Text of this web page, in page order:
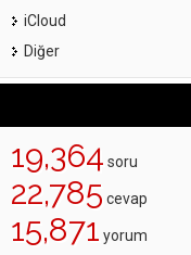
iCloud
Diğer
19,364 soru
22,785 cevap
15,871 yorum